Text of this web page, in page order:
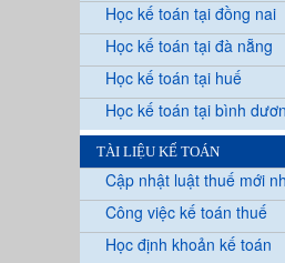
Học kế toán tại đồng nai
Học kế toán tại đà nẵng
Học kế toán tại huế
Học kế toán tại bình
TÀI LIỆU KẾ TOÁN
Cập nhật luật thuế mới
Công việc kế toán thuế
Học định khoản kế toán